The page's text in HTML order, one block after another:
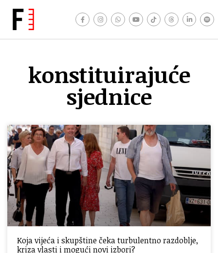
konstituirajuće
sjednice
Koja vijeća i skupštine čeka turbulentno razdoblje,
kriza vlasti i mogući novi izbori?